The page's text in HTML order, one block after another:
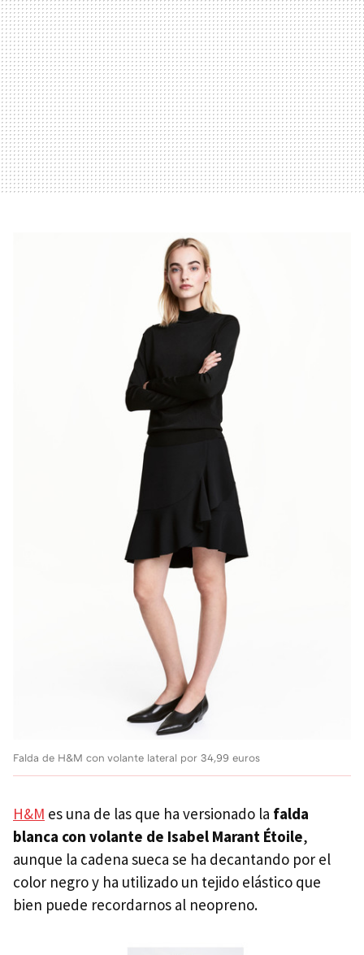
Falda de H&M con volante lateral por 34,99 euros
H&M es una de las que ha versionado la falda
blanca con volante de Isabel Marant Étoile,
aunque la cadena sueca se ha decantando por el
color negro y ha utilizado un tejido elástico que
bien puede recordarnos al neopreno.